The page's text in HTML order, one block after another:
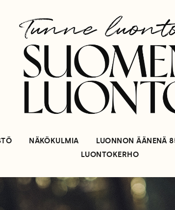
NÄKÖKULMIA LUONNON ÄÄNENÄ
LUONTOKERHO